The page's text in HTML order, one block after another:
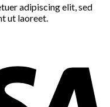
adipiscing elit, sed
ut laoreet.